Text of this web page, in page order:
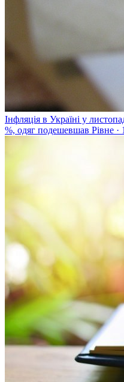
Інфляція в Україні у
%, одяг подешевшав Рівне ·